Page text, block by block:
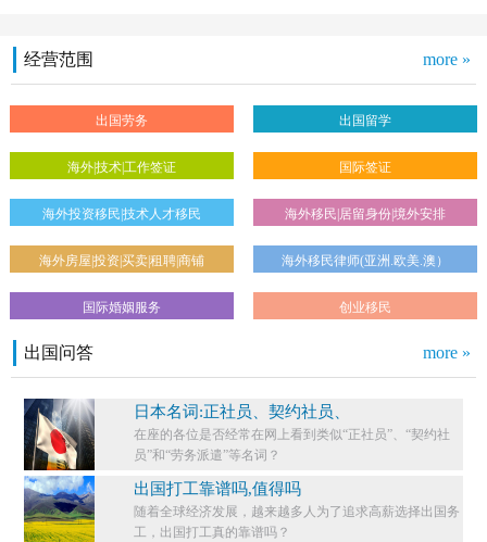
经营范围 more »
出国劳务 出国留学
海外|技术|工作签证 国际签证
海外投资移民|技术人才移民 海外移民|居留身份|境外安排
海外房屋|投资|买卖|租聘|商铺 海外移民律师(亚洲.欧美.澳）
国际婚姻服务 创业移民
出国问答 more »
日本名词:正社员、契约社员、
在座的各位是否经常在网上看到类似“正社员”、“契约社
员”和“劳务派遣”等名词？
出国打工靠谱吗,值得吗
随着全球经济发展，越来越多人为了追求高薪选择出国务
工，出国打工真的靠谱吗？